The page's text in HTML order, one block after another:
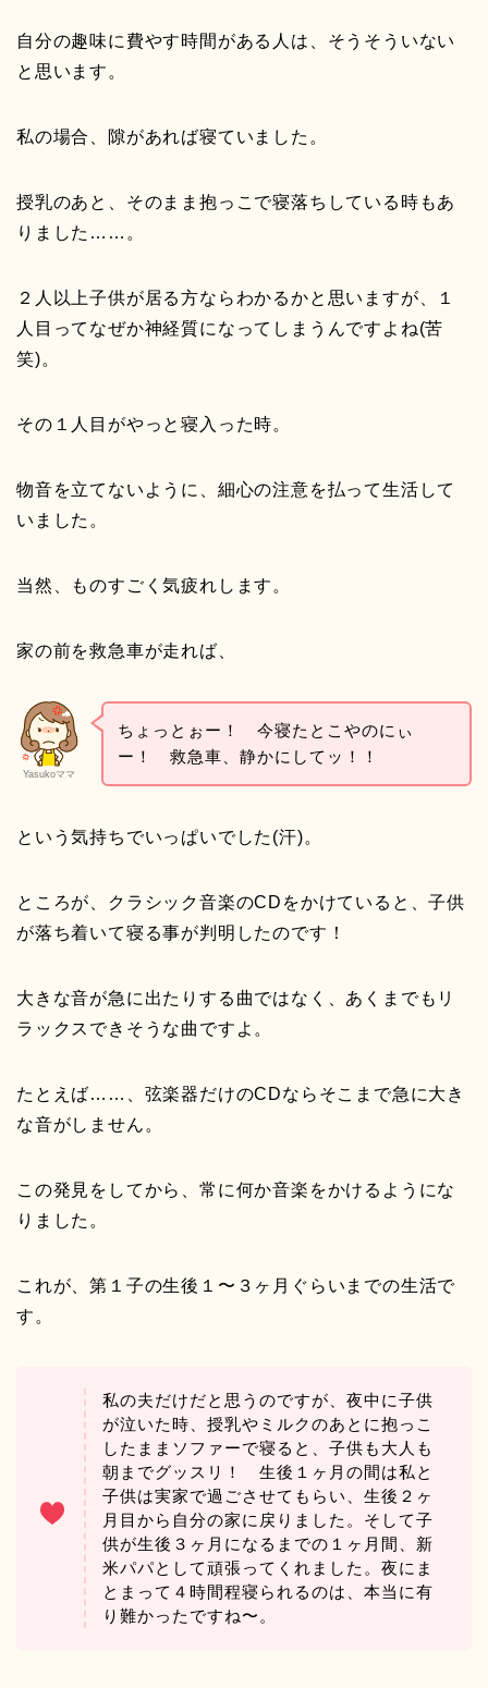
自分の趣味に費やす時間がある人は、そうそういない
と思います。
私の場合、隙があれば寝ていました。
授乳のあと、そのまま抱っこで寝落ちしている時もあ
りました……。
２人以上子供が居る方ならわかるかと思いますが、１
人目ってなぜか神経質になってしまうんですよね(苦
笑)。
その１人目がやっと寝入った時。
物音を立てないように、細心の注意を払って生活して
いました。
当然、ものすごく気疲れします。
家の前を救急車が走れば、
Yasukoママ
ちょっとぉー！ 今寝たとこやのにぃ
ー！ 救急車、静かにしてッ！！
という気持ちでいっぱいでした(汗)。
ところが、クラシック音楽のCDをかけていると、子供
が落ち着いて寝る事が判明したのです！
大きな音が急に出たりする曲ではなく、あくまでもリ
ラックスできそうな曲ですよ。
たとえば……、弦楽器だけのCDならそこまで急に大き
な音がしません。
この発見をしてから、常に何か音楽をかけるようにな
りました。
これが、第１子の生後１〜３ヶ月ぐらいまでの生活で
す。
私の夫だけだと思うのですが、夜中に子供
が泣いた時、授乳やミルクのあとに抱っこ
したままソファーで寝ると、子供も大人も
朝までグッスリ！ 生後１ヶ月の間は私と
子供は実家で過ごさせてもらい、生後２ヶ
月目から自分の家に戻りました。そして子
供が生後３ヶ月になるまでの１ヶ月間、新
米パパとして頑張ってくれました。夜にま
とまって４時間程寝られるのは、本当に有
り難かったですね〜。